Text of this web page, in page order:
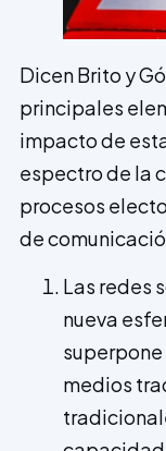
Dicen Brito y
principales
impacto de
espectro de la
procesos
de
Las redes
nueva
medios